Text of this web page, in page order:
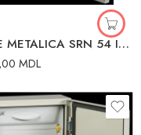
CUTIE METALICA SRN 54 IP54 IEK
MDL